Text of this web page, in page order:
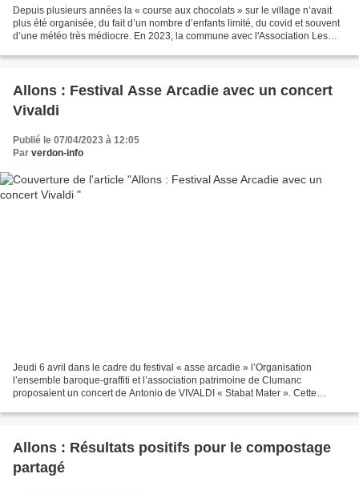
Depuis plusieurs années la « course aux chocolats » sur le village n’avait
plus été organisée, du fait d’un nombre d’enfants limité, du covid et souvent
d’une météo très médiocre. En 2023, la commune avec l'Association Les
Allons : Festival Asse Arcadie avec un concert
Vivaldi
Publié le 07/04/2023 à 12:05
Par verdon-info
Jeudi 6 avril dans le cadre du festival « asse arcadie » l’Organisation
l’ensemble baroque-graffiti et l’association patrimoine de Clumanc
proposaient un concert de Antonio de VIVALDI « Stabat Mater ». Cette
Allons : Résultats positifs pour le compostage
partagé